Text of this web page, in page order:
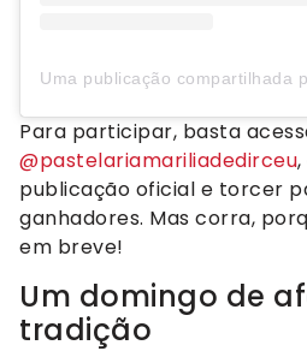
Para participar, basta
@pastelariamariliadedirceu
publicação oficial e torcer
ganhadores. Mas corra,
em breve!
Um domingo de
tradição